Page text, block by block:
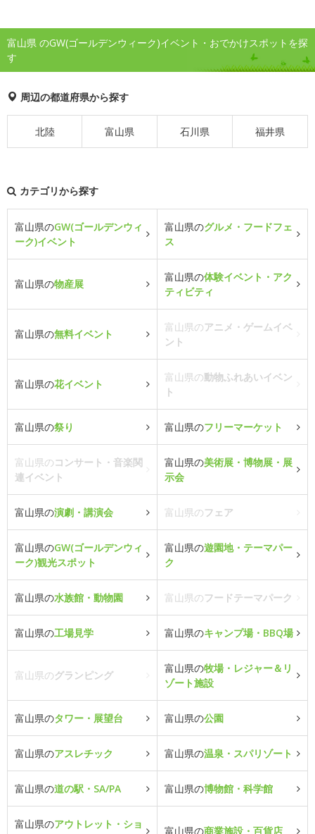
富山県 のGW(ゴールデンウィーク)イベント・おでかけスポットを探
す
周辺の都道府県から探す
北陸 富山県 石川県 福井県
カテゴリから探す
富山県のGW(ゴールデンウィ
ーク)イベント
富山県のグルメ・フードフェ
ス
富山県の物産展
富山県の体験イベント・アク
ティビティ
富山県の無料イベント
富山県のアニメ・ゲームイベ
ント
富山県の花イベント
富山県の動物ふれあいイベン
ト
富山県の祭り 富山県のフリーマーケット
富山県のコンサート・音楽関
連イベント
富山県の美術展・博物展・展
示会
富山県の演劇・講演会 富山県のフェア
富山県のGW(ゴールデンウィ
ーク)観光スポット
富山県の遊園地・テーマパー
ク
富山県の水族館・動物園 富山県のフードテーマパーク
富山県の工場見学 富山県のキャンプ場・BBQ場
富山県のグランピング
富山県の牧場・レジャー＆リ
ゾート施設
富山県のタワー・展望台 富山県の公園
富山県のアスレチック 富山県の温泉・スパリゾート
富山県の道の駅・SA/PA 富山県の博物館・科学館
富山県のアウトレット・ショ
富山県の商業施設・百貨店